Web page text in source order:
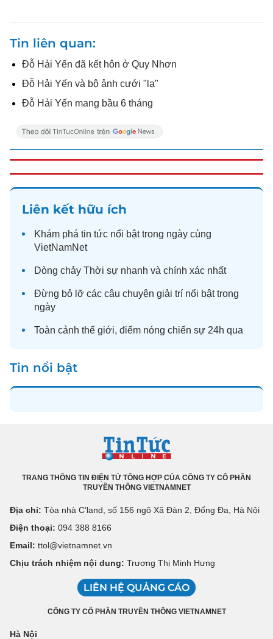
Tin liên quan
Đỗ Hải Yến đã kết hôn ở Quy Nhơn
Đỗ Hải Yến và bộ ảnh cưới "lạ"
Đỗ Hải Yến mang bầu 6 tháng
Liên kết hữu ích
Khám phá tin tức nổi bật trong ngày cùng
VietNamNet
Dòng chảy Thời sự nhanh và chính xác nhất
Đừng bỏ lỡ các câu chuyện giải trí nổi bật trong
ngày
Toàn cảnh thế giới, điểm nóng chiến sự 24h qua
Tin nổi bật
TRANG THÔNG TIN ĐIỆN TỬ TỔNG HỢP CỦA CÔNG TY CỔ PHẦN
TRUYỀN THÔNG VIETNAMNET
Địa chỉ: Tòa nhà C’land, số 156 ngõ Xã Đàn 2, Đống Đa, Hà Nội
Điện thoại: 094 388 8166
Email: ttol@vietnamnet.vn
Chịu trách nhiệm nội dung: Trương Thị Minh Hưng
LIÊN HỆ QUẢNG CÁO
CÔNG TY CỔ PHẦN TRUYỀN THÔNG VIETNAMNET
Hà Nội